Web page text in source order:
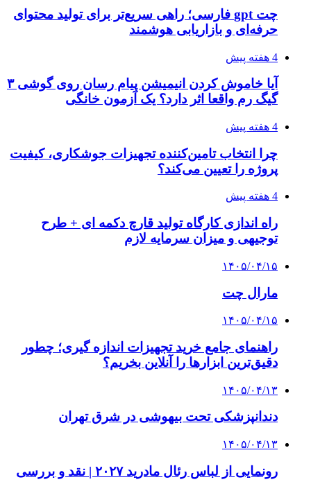
چت gpt فارسی؛ راهی سریع‌تر برای تولید محتوای
حرفه‌ای و بازاریابی هوشمند
4 هفته پیش
آیا خاموش کردن انیمیشن پیام رسان روی گوشی ۳
گیگ رم واقعا اثر دارد؟ یک آزمون خانگی
4 هفته پیش
چرا انتخاب تامین‌کننده تجهیزات جوشکاری، کیفیت
پروژه را تعیین می‌کند؟
4 هفته پیش
راه اندازی کارگاه تولید قارچ دکمه ای + طرح
توجیهی و میزان سرمایه لازم
۱۴۰۵/۰۴/۱۵
مارال چت
۱۴۰۵/۰۴/۱۵
راهنمای جامع خرید تجهیزات اندازه گیری؛ چطور
دقیق‌ترین ابزارها را آنلاین بخریم؟
۱۴۰۵/۰۴/۱۳
دندانپزشکی تحت بیهوشی در شرق تهران
۱۴۰۵/۰۴/۱۳
رونمایی از لباس رئال مادرید ۲۰۲۷ | نقد و بررسی